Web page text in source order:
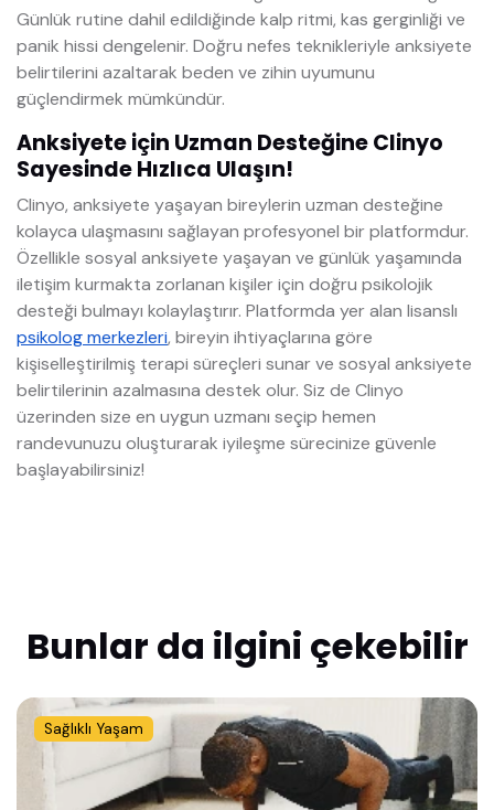
Günlük rutine dahil edildiğinde kalp ritmi, kas gerginliği ve
panik hissi dengelenir. Doğru nefes teknikleriyle anksiyete
belirtilerini azaltarak beden ve zihin uyumunu
güçlendirmek mümkündür.
Anksiyete için Uzman Desteğine Clinyo
Sayesinde Hızlıca Ulaşın!
Clinyo, anksiyete yaşayan bireylerin uzman desteğine
kolayca ulaşmasını sağlayan profesyonel bir platformdur.
Özellikle sosyal anksiyete yaşayan ve günlük yaşamında
iletişim kurmakta zorlanan kişiler için doğru psikolojik
desteği bulmayı kolaylaştırır. Platformda yer alan lisanslı
psikolog merkezleri, bireyin ihtiyaçlarına göre
kişiselleştirilmiş terapi süreçleri sunar ve sosyal anksiyete
belirtilerinin azalmasına destek olur. Siz de Clinyo
üzerinden size en uygun uzmanı seçip hemen
randevunuzu oluşturarak iyileşme sürecinize güvenle
başlayabilirsiniz!
Bunlar da ilgini çekebilir
Sağlıklı Yaşam